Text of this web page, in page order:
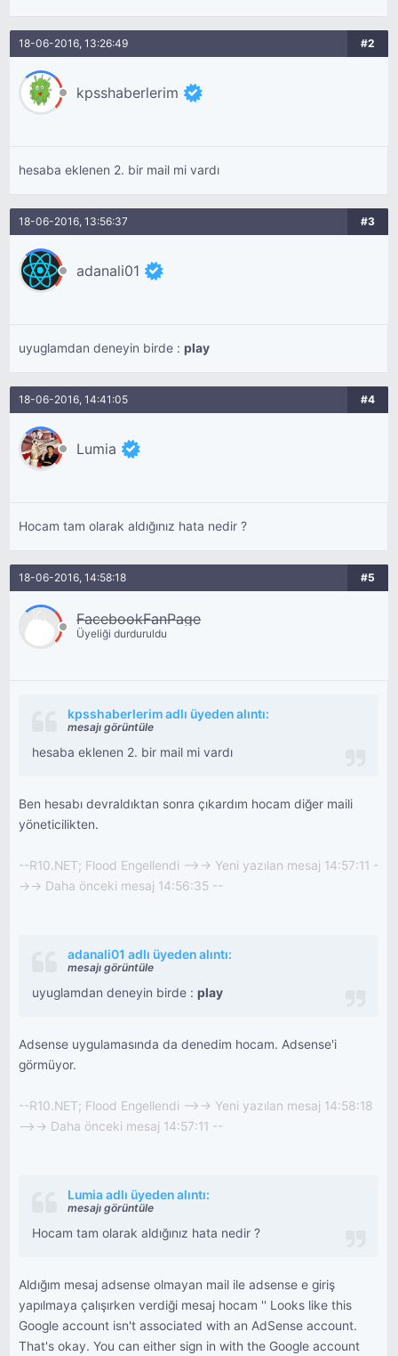
18-06-2016, 13:26:49 #2
kpsshaberlerim
hesaba eklenen 2. bir mail mi vardı
18-06-2016, 13:56:37 #3
adanali01
uyuglamdan deneyin birde :play
18-06-2016, 14:41:05 #4
Lumia
Hocam tam olarak aldığınız hata nedir ?
18-06-2016, 14:58:18 #5
FacebookFanPage
Üyeliği durduruldu
kpsshaberlerim adlı üyeden alıntı:
mesajı görüntüle
hesaba eklenen 2. bir mail mi vardı
Ben hesabı devraldıktan sonra çıkardım hocam diğer maili
yöneticilikten.
--R10.NET; Flood Engellendi -->-> Yeni yazılan mesaj 14:57:11 -
->-> Daha önceki mesaj 14:56:35 --
adanali01 adlı üyeden alıntı:
mesajı görüntüle
uyuglamdan deneyin birde :play
Adsense uygulamasında da denedim hocam. Adsense'i
görmüyor.
--R10.NET; Flood Engellendi -->-> Yeni yazılan mesaj 14:58:18
-->-> Daha önceki mesaj 14:57:11 --
Lumia adlı üyeden alıntı:
mesajı görüntüle
Hocam tam olarak aldığınız hata nedir ?
Aldığım mesaj adsense olmayan mail ile adsense e giriş
yapılmaya çalışırken verdiği mesaj hocam '' Looks like this
Google account isn't associated with an AdSense account.
That's okay. You can either sign in with the Google account